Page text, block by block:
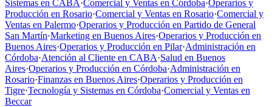
Sistemas en CABA·Comercial y Ventas en Córdoba·Operarios y
Producción en Rosario·Comercial y Ventas en Rosario·Comercial y
Ventas en Palermo·Operarios y Producción en Partido de General
San Martín·Marketing en Buenos Aires·Operarios y Producción en
Buenos Aires·Operarios y Producción en Pilar·Administración en
Córdoba·Atención al Cliente en CABA·Salud en Buenos
Aires·Operarios y Producción en Córdoba·Administración en
Rosario·Finanzas en Buenos Aires·Operarios y Producción en
Tigre·Tecnología y Sistemas en Córdoba·Comercial y Ventas en
Beccar